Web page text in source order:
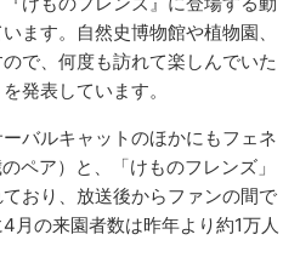
ます。自然史博物館や植物園、
で、何度も訪れて楽しんでいた
発表しています。
バルキャットのほかにもフェネ
ペア）と、「けものフレンズ」
おり、放送後からファンの間で
月の来園者数は昨年より約1万人